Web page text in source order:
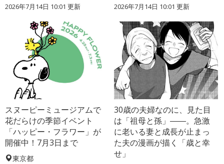
2026年7月14日 10:01 更新 2026年7月14日 10:01 更新
スヌーピーミュージアムで
花だらけの季節イベント
「ハッピー・フラワー」が
開催中！7月3日まで
東京都
30歳の夫婦なのに、見た目
は「祖母と孫」――。急激
に老いる妻と成長が止まっ
た夫の漫画が描く「歳と幸
せ」